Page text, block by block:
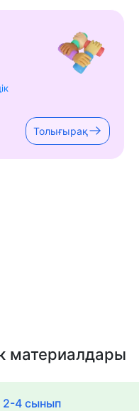
Толығырақ
материалдары
2-4 сынып